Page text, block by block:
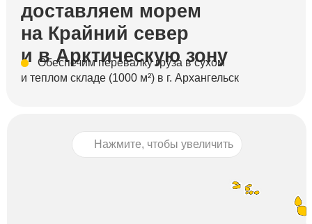
доставляем морем
на Крайний север
и в Арктическую зону
⠀⠀Обеспечим перевалку груза в сухом
и теплом складе (1000 м²) в г. Архангельск
Нажмите, чтобы увеличить